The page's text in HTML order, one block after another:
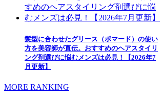
髪型に合わせたグリース（ポマード）の使い
方を美容師が直伝。おすすめのヘアスタイリ
ング剤選びに悩むメンズは必見！【2026年7
月更新】
MORE RANKING